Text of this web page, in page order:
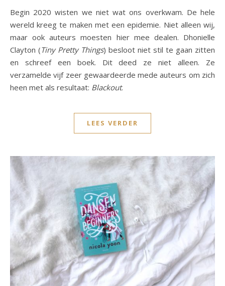
Begin 2020 wisten we niet wat ons overkwam. De hele
wereld kreeg te maken met een epidemie. Niet alleen wij,
maar ook auteurs moesten hier mee dealen. Dhonielle
Clayton (Tiny Pretty Things) besloot niet stil te gaan zitten
en schreef een boek. Dit deed ze niet alleen. Ze
verzamelde vijf zeer gewaardeerde mede auteurs om zich
heen met als resultaat: Blackout.
LEES VERDER